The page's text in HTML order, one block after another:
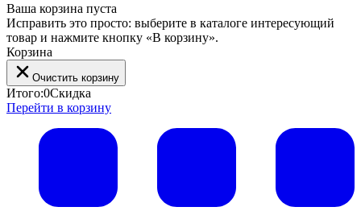
Ваша корзина пуста
Исправить это просто: выберите в каталоге интересующий
товар и нажмите кнопку «В корзину».
Корзина
Очистить корзину
Итого:0Скидка
Перейти в корзину